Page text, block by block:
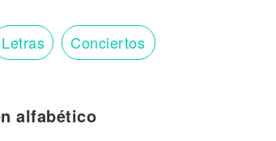
Letras Conciertos
alfabético